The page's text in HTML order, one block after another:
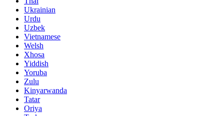
Ukrainian
Urdu
Uzbek
Vietnamese
Welsh
Xhosa
Yiddish
Yoruba
Zulu
Kinyarwanda
Tatar
Oriya